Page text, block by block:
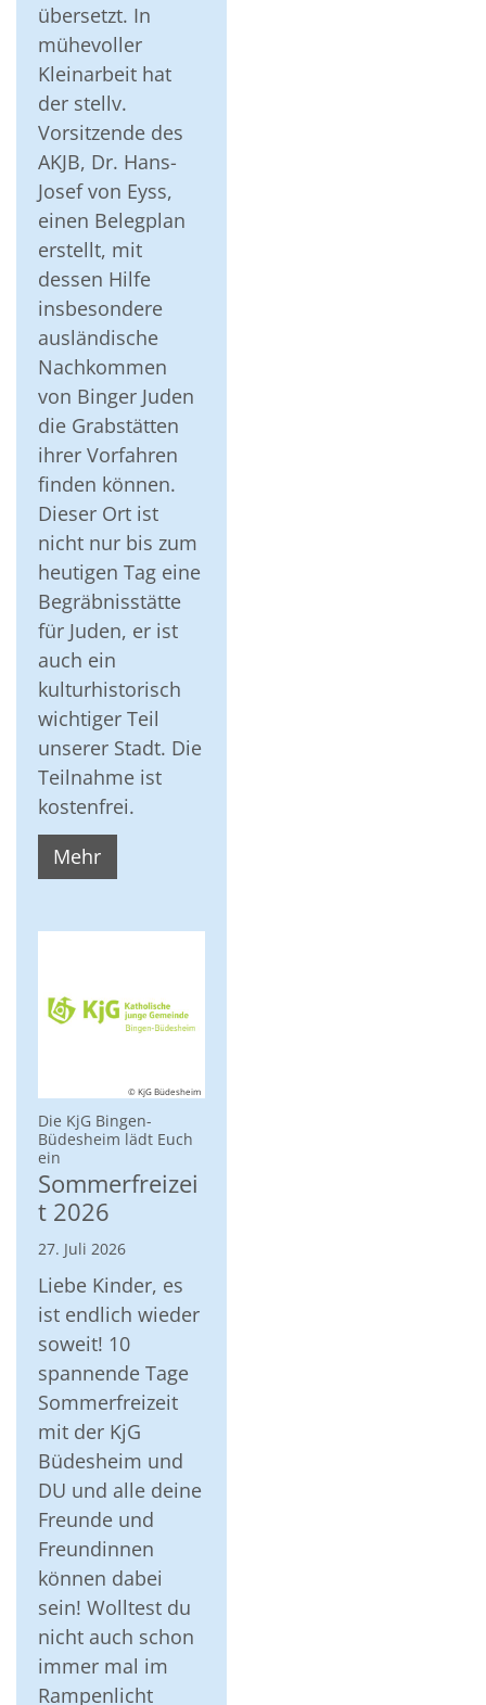
übersetzt. In
mühevoller
Kleinarbeit hat
der stellv.
Vorsitzende des
AKJB, Dr. Hans-
Josef von Eyss,
einen Belegplan
erstellt, mit
dessen Hilfe
insbesondere
ausländische
Nachkommen
von Binger Juden
die Grabstätten
ihrer Vorfahren
finden können.
Dieser Ort ist
nicht nur bis zum
heutigen Tag eine
Begräbnisstätte
für Juden, er ist
auch ein
kulturhistorisch
wichtiger Teil
unserer Stadt. Die
Teilnahme ist
kostenfrei.
Mehr
© KjG Büdesheim
Die KjG Bingen-
Büdesheim lädt Euch
ein
Sommerfreizei
t 2026
27. Juli 2026
Liebe Kinder, es
ist endlich wieder
soweit! 10
spannende Tage
Sommerfreizeit
mit der KjG
Büdesheim und
DU und alle deine
Freunde und
Freundinnen
können dabei
sein! Wolltest du
nicht auch schon
immer mal im
Rampenlicht